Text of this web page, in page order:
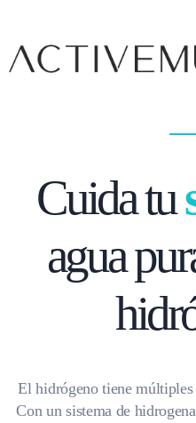
Cuida tu
agua
El hidrógeno tiene múltiples
Con un sistema de